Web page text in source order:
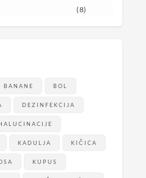
(8)
BANANE BOL
DEZINFEKCIJA
KADULJA KIČICA
KUPUS